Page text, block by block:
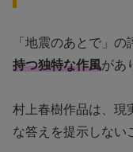
「地震のあとで」の
持つ独特な作風があ
村上春樹作品は、現
な答えを提示しない